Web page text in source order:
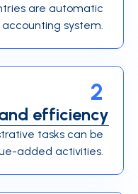
are automatic
system.
efficiency
2
tasks can be
added activities.